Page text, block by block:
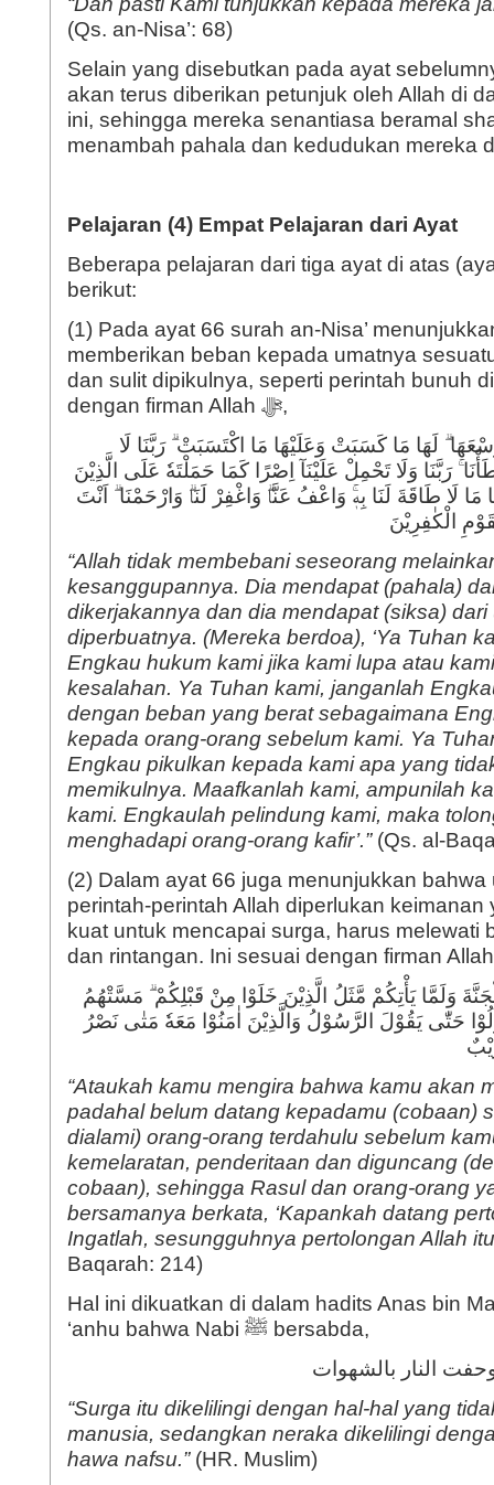
(Qs. an-Nisa’: 68)
Selain yang disebutkan pada ayat
akan terus diberikan petunjuk oleh Allah di
ini, sehingga mereka senantiasa beramal
menambah pahala dan kedudukan mereka
Pelajaran (4) Empat Pelajaran dari Ayat
Beberapa pelajaran dari tiga ayat di atas
berikut:
(1) Pada ayat 66 surah an-Nisa’
memberikan beban kepada umatnya
dan sulit dipikulnya, seperti perintah bunuh
dengan firman Allah ﷻ,
لَهَا مَا كَسَبَتْ وَعَلَيْهَا مَا اكْتَسَبَتْ ۗ رَبَّنَا لَا
رَبَّنَا وَلَا تَحْمِلْ عَلَيْنَآ اِصْرًا كَمَا حَمَلْتَهٗ عَلَى الَّذِيْنَ
مَا لَا طَاقَةَ لَنَا بِهٖۚ وَاعْفُ عَنَّاۗ وَاغْفِرْ لَنَاۗ وَارْحَمْنَا ۗ اَنْتَ
“Allah tidak membebani seseorang
kesanggupannya. Dia mendapat (pahala)
dikerjakannya dan dia mendapat (siksa)
diperbuatnya. (Mereka berdoa), ‘Ya Tuhan
Engkau hukum kami jika kami lupa atau
kesalahan. Ya Tuhan kami, janganlah
dengan beban yang berat sebagaimana
kepada orang-orang sebelum kami. Ya
Engkau pikulkan kepada kami apa yang
memikulnya. Maafkanlah kami, ampunilah
kami. Engkaulah pelindung kami, maka
menghadapi orang-orang kafir’.” (Qs. al-
(2) Dalam ayat 66 juga menunjukkan bahwa
perintah-perintah Allah diperlukan keimanan
kuat untuk mencapai surga, harus melewati
وَلَمَّا يَأْتِكُمْ مَّثَلُ الَّذِيْنَ خَلَوْا مِنْ قَبْلِكُمْ ۗ مَسَّتْهُمُ
حَتّٰى يَقُوْلَ الرَّسُوْلُ وَالَّذِيْنَ اٰمَنُوْا مَعَهٗ مَتٰى نَصْرُ
“Ataukah kamu mengira bahwa kamu akan
padahal belum datang kepadamu (cobaan)
dialami) orang-orang terdahulu sebelum
kemelaratan, penderitaan dan diguncang
cobaan), sehingga Rasul dan orang-orang
bersamanya berkata, ‘Kapankah datang
Ingatlah, sesungguhnya pertolongan Allah
Baqarah: 214)
Hal ini dikuatkan di dalam hadits Anas bin
‘anhu bahwa Nabi ﷺ bersabda,
النار بالشهوات
“Surga itu dikelilingi dengan hal-hal yang
manusia, sedangkan neraka dikelilingi
hawa nafsu.”(HR. Muslim)